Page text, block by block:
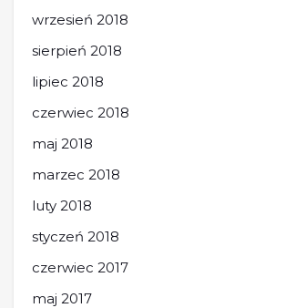
wrzesień 2018
sierpień 2018
lipiec 2018
czerwiec 2018
maj 2018
marzec 2018
luty 2018
styczeń 2018
czerwiec 2017
maj 2017